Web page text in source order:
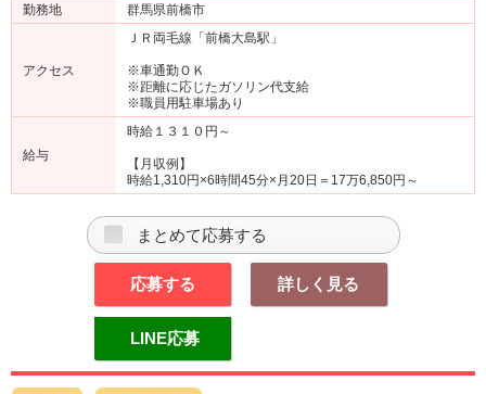
勤務地
群馬県前橋市
アクセス
ＪＲ両毛線「前橋大島駅」
※車通勤ＯＫ
※距離に応じたガソリン代支給
※職員用駐車場あり
給与
時給１３１０円～
【月収例】
時給1,310円×6時間45分×月20日＝17万6,850円～
まとめて応募する
応募する 詳しく見る
LINE応募